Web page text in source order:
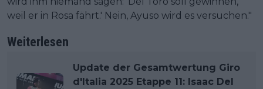
weil er in Rosa fährt.' Nein, Ayuso wird es versuchen."
Weiterlesen
Update der Gesamtwertung Giro
d'Italia 2025 Etappe 11: Isaac Del